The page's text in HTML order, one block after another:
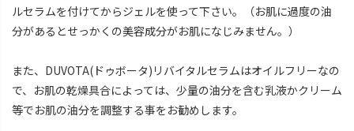
ルセラムを付けてからジェルを使って下さい。（お肌に過度の油
分があるとせっかくの美容成分がお肌になじみません。）
また、DUVOTA(ドゥボータ)リバイタルセラムはオイルフリーなの
で、お肌の乾燥具合によっては、少量の油分を含む乳液かクリーム
等でお肌の油分を調整する事をお勧めします。